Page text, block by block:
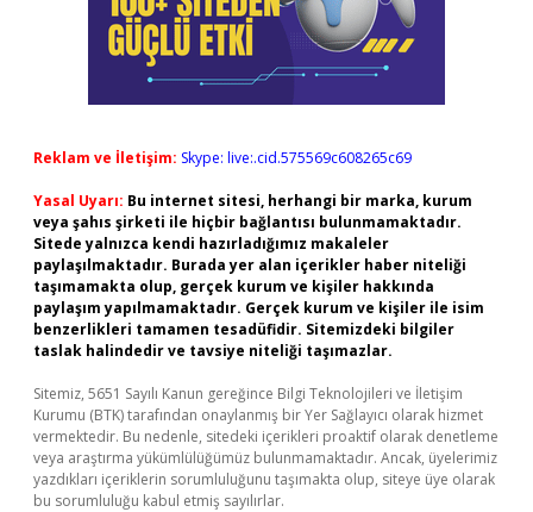
Reklam ve İletişim: Skype: live:.cid.575569c608265c69
Yasal Uyarı: Bu internet sitesi, herhangi bir marka, kurum
veya şahıs şirketi ile hiçbir bağlantısı bulunmamaktadır.
Sitede yalnızca kendi hazırladığımız makaleler
paylaşılmaktadır. Burada yer alan içerikler haber niteliği
taşımamakta olup, gerçek kurum ve kişiler hakkında
paylaşım yapılmamaktadır. Gerçek kurum ve kişiler ile isim
benzerlikleri tamamen tesadüfidir. Sitemizdeki bilgiler
taslak halindedir ve tavsiye niteliği taşımazlar.
Sitemiz, 5651 Sayılı Kanun gereğince Bilgi Teknolojileri ve İletişim
Kurumu (BTK) tarafından onaylanmış bir Yer Sağlayıcı olarak hizmet
vermektedir. Bu nedenle, sitedeki içerikleri proaktif olarak denetleme
veya araştırma yükümlülüğümüz bulunmamaktadır. Ancak, üyelerimiz
yazdıkları içeriklerin sorumluluğunu taşımakta olup, siteye üye olarak
bu sorumluluğu kabul etmiş sayılırlar.